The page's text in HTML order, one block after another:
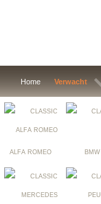
Home Verwacht
ALFA ROMEO BMW